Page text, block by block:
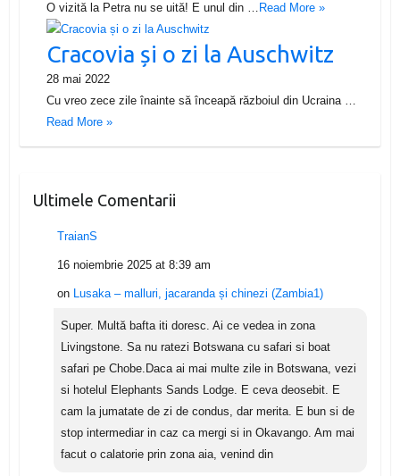
O vizită la Petra nu se uită! E unul din … Read More »
Cracovia și o zi la Auschwitz
28 mai 2022
Cu vreo zece zile înainte să înceapă războiul din Ucraina …
Read More »
Ultimele Comentarii
TraianS
16 noiembrie 2025 at 8:39 am
on Lusaka – malluri, jacaranda și chinezi (Zambia1)
Super. Multă bafta iti doresc. Ai ce vedea in zona
Livingstone. Sa nu ratezi Botswana cu safari si boat
safari pe Chobe.Daca ai mai multe zile in Botswana, vezi
si hotelul Elephants Sands Lodge. E ceva deosebit. E
cam la jumatate de zi de condus, dar merita. E bun si de
stop intermediar in caz ca mergi si in Okavango. Am mai
facut o calatorie prin zona aia, venind din